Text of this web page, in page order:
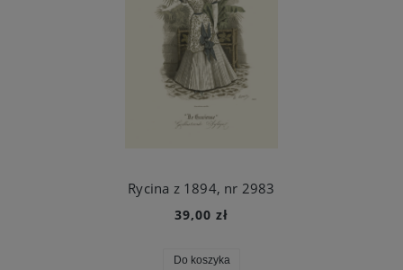
Rycina z 1894, nr 2983
39,00 zł
Do koszyka